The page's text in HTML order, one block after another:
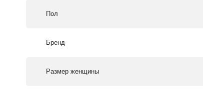
Пол
Бренд
Размер женщины